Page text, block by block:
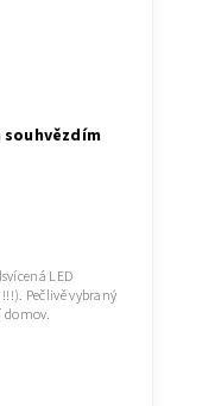
souhvězdím
LED
Pečlivě vybraný
domov.